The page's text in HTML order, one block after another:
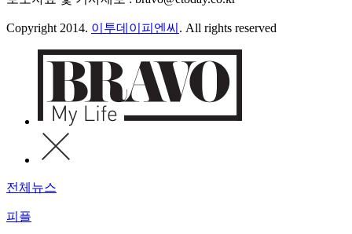
Copyright 2014. 이투데이피엔씨 . All rights reserved
전체뉴스
피플